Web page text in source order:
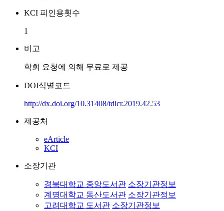
KCI 피인용횟수
1
비고
학회 요청에 의해 무료로 제공
DOI식별코드
http://dx.doi.org/10.31408/tdicr.2019.42.53
제공처
eArticle
KCI
소장기관
경북대학교 중앙도서관 소장기관정보
계명대학교 동산도서관 소장기관정보
고려대학교 도서관 소장기관정보